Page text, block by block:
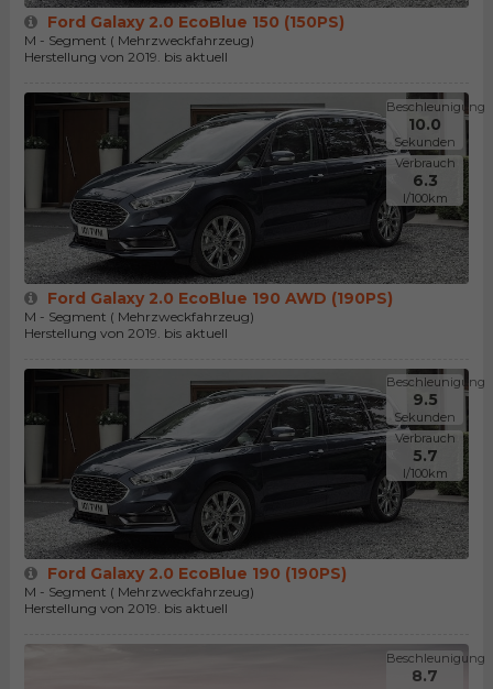
Ford Galaxy 2.0 EcoBlue 150 (150PS)
M - Segment ( Mehrzweckfahrzeug)
Herstellung von 2019. bis aktuell
Beschleunigung
10.0
Sekunden
Verbrauch
6.3
l/100km
Ford Galaxy 2.0 EcoBlue 190 AWD (190PS)
M - Segment ( Mehrzweckfahrzeug)
Herstellung von 2019. bis aktuell
Beschleunigung
9.5
Sekunden
Verbrauch
5.7
l/100km
Ford Galaxy 2.0 EcoBlue 190 (190PS)
M - Segment ( Mehrzweckfahrzeug)
Herstellung von 2019. bis aktuell
Beschleunigung
8.7